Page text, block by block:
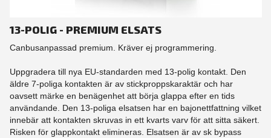
13-POLIG - PREMIUM ELSATS
Canbusanpassad premium. Kräver ej programmering.
Uppgradera till nya EU-standarden med 13-polig kontakt. Den
äldre 7-poliga kontakten är av stickproppskaraktär och har
oavsett märke en benägenhet att börja glappa efter en tids
användande. Den 13-poliga elsatsen har en bajonettfattning vilket
innebär att kontakten skruvas in ett kvarts varv för att sitta säkert.
Risken för glappkontakt elimineras. Elsatsen är av sk bypass